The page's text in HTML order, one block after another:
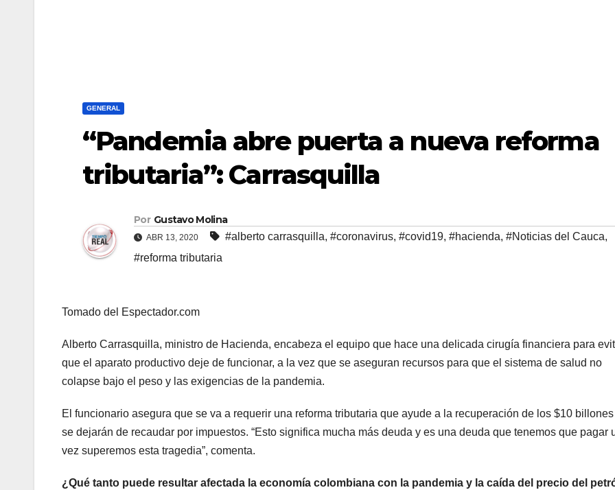
GENERAL
“Pandemia abre puerta a nueva reforma
tributaria”: Carrasquilla
Por Gustavo Molina
ABR 13, 2020 #alberto carrasquilla, #coronavirus, #covid19, #hacienda, #Noticias del Cauca,
#reforma tributaria
Tomado del Espectador.com
Alberto Carrasquilla, ministro de Hacienda, encabeza el equipo que hace una delicada cirugía financiera para
que el aparato productivo deje de funcionar, a la vez que se aseguran recursos para que el sistema de salud no
colapse bajo el peso y las exigencias de la pandemia.
El funcionario asegura que se va a requerir una reforma tributaria que ayude a la recuperación de los $10
se dejarán de recaudar por impuestos. “Esto significa mucha más deuda y es una deuda que tenemos que pagar
vez superemos esta tragedia”, comenta.
¿Qué tanto puede resultar afectada la economía colombiana con la pandemia y la caída del precio del